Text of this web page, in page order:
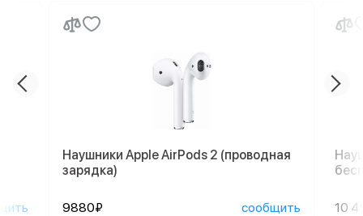
Наушники Apple AirPods 2 (проводная
зарядка)
9880₽ сообщить 10